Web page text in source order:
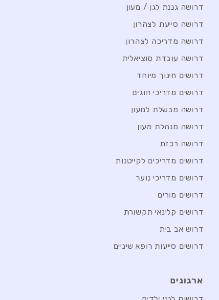
דרושה גננת לגן / מעון
דרושה סייעת לצהרון
דרושה מדריכה לצהרון
דרושה עובדת סוציאלית
דרושים חינוך מיוחד
דרושים מדריכי חוגים
דרושה מבשלת למעון
דרושה מנהלת מעון
דרושה רכזת
דרושים מדריכים לקייטנות
דרושים מדריכי נוער
דרושים מורים
דרושים קלינאי תקשורת
דרוש אב בית
דרושים סייעות רופא שיניים
ארגונים